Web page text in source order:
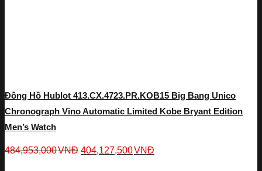
Đồng Hồ Hublot 413.CX.4723.PR.KOB15 Big Bang Unico
Chronograph Vino Automatic Limited Kobe Bryant Edition
Men’s Watch
484,953,000VNĐ 404,127,500VNĐ